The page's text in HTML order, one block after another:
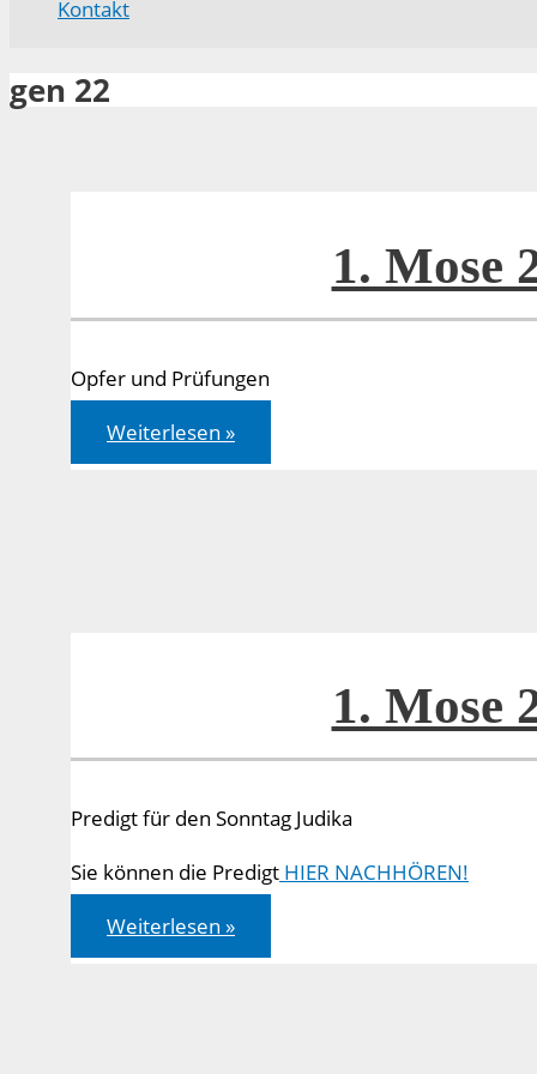
Kontakt
gen 22
1. Mose
Opfer und Prüfungen
1.
Mose
22,1-
Weiterlesen »
1. Mose
Predigt für den Sonntag Judika
Sie können die Predigt HIER NACHHÖREN!
1.
Mose
22,1-
Weiterlesen »